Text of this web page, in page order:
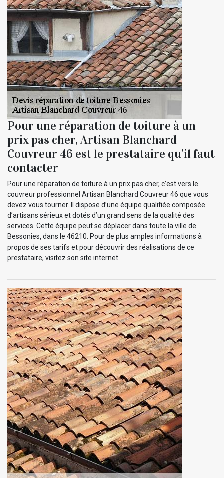
Pour une réparation de toiture à un
prix pas cher, Artisan Blanchard
Couvreur 46 est le prestataire qu’il faut
contacter
Pour une réparation de toiture à un prix pas cher, c’est vers le
couvreur professionnel Artisan Blanchard Couvreur 46 que vous
devez vous tourner. Il dispose d’une équipe qualifiée composée
d’artisans sérieux et dotés d’un grand sens de la qualité des
services. Cette équipe peut se déplacer dans toute la ville de
Bessonies, dans le 46210. Pour de plus amples informations à
propos de ses tarifs et pour découvrir des réalisations de ce
prestataire, visitez son site internet.